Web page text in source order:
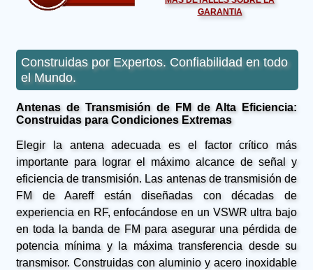
GARANTIA
Construidas por Expertos. Confiabilidad en todo
el Mundo.
Antenas de Transmisión de FM de Alta Eficiencia:
Construidas para Condiciones Extremas
Elegir la antena adecuada es el factor crítico más
importante para lograr el máximo alcance de señal y
eficiencia de transmisión. Las antenas de transmisión de
FM de Aareff están diseñadas con décadas de
experiencia en RF, enfocándose en un VSWR ultra bajo
en toda la banda de FM para asegurar una pérdida de
potencia mínima y la máxima transferencia desde su
transmisor. Construidas con aluminio y acero inoxidable